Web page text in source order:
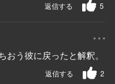
5
返信する
...
う彼に戻ったと解釈。
2
返信する